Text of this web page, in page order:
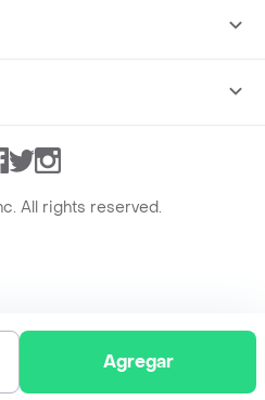
Agregar
TwitterInstagram
All rights reserved.